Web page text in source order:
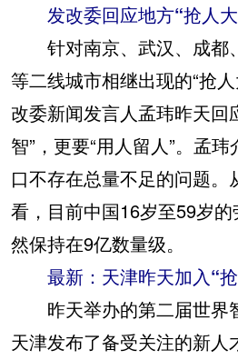
发改委回应地方“抢人
针对南京、武汉、成都
等二线城市相继出现的“抢
改委新闻发言人孟玮昨天回
智”，更要“用人留人”。孟
口不存在总量不足的问题
看，目前中国16岁至59岁
然保持在9亿数量级。
最新：天津昨天加入“抢
昨天举办的第二届世界
天津发布了备受关注的新